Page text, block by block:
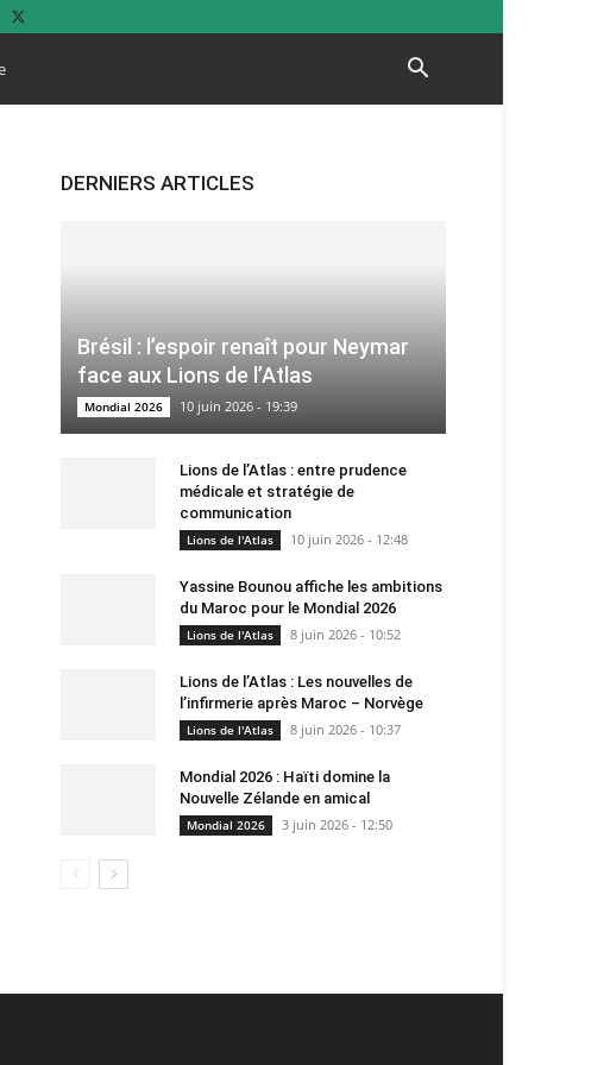
DERNIERS ARTICLES
Brésil : l’espoir renaît pour Neymar
face aux Lions de l’Atlas
Mondial 2026 10 juin 2026 - 19:39
Lions de l’Atlas : entre prudence
médicale et stratégie de
communication
Lions de l'Atlas 10 juin 2026 - 12:48
Yassine Bounou affiche les ambitions
du Maroc pour le Mondial 2026
Lions de l'Atlas 8 juin 2026 - 10:52
Lions de l’Atlas : Les nouvelles de
l’infirmerie après Maroc – Norvège
Lions de l'Atlas 8 juin 2026 - 10:37
Mondial 2026 : Haïti domine la
Nouvelle Zélande en amical
Mondial 2026 3 juin 2026 - 12:50